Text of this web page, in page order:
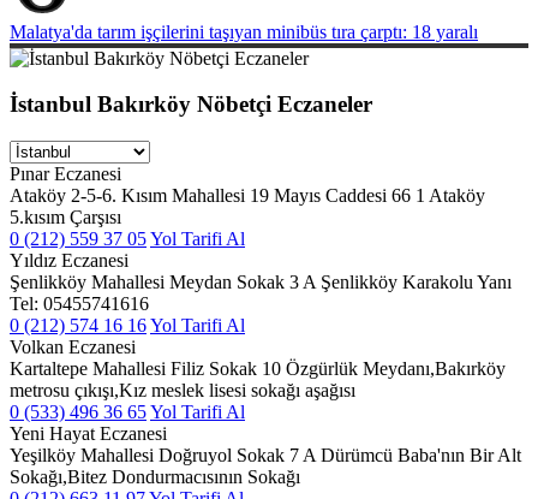
Malatya'da tarım işçilerini taşıyan minibüs tıra çarptı: 18 yaralı
İstanbul Bakırköy Nöbetçi Eczaneler
Pınar Eczanesi
Ataköy 2-5-6. Kısım Mahallesi 19 Mayıs Caddesi 66 1 Ataköy
5.kısım Çarşısı
0 (212) 559 37 05Yol Tarifi Al
Yıldız Eczanesi
Şenlikköy Mahallesi Meydan Sokak 3 A Şenlikköy Karakolu Yanı
Tel: 05455741616
0 (212) 574 16 16Yol Tarifi Al
Volkan Eczanesi
Kartaltepe Mahallesi Filiz Sokak 10 Özgürlük Meydanı,Bakırköy
metrosu çıkışı,Kız meslek lisesi sokağı aşağısı
0 (533) 496 36 65Yol Tarifi Al
Yeni Hayat Eczanesi
Yeşilköy Mahallesi Doğruyol Sokak 7 A Dürümcü Baba'nın Bir Alt
Sokağı,Bitez Dondurmacısının Sokağı